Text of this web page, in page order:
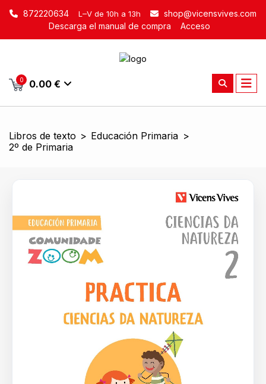
872220634 L–V de 10h a 13h
shop@vicensvives.com
Descarga el manual de compra
Acceso
0 0.00 €
Libros de texto > Educación Primaria >
2º de Primaria